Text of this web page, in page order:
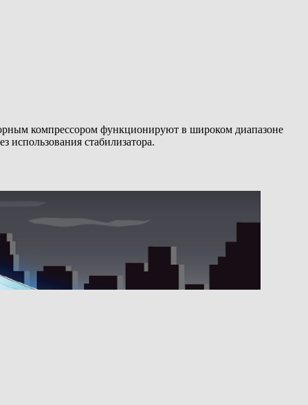
компрессором функционируют в широком диапазоне
использования стабилизатора.